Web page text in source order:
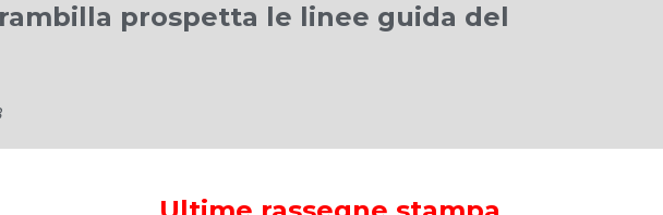
prospetta le linee guida del